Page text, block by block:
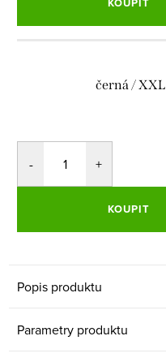
černá / XXL
KOUPIT
Popis produktu
Parametry produktu